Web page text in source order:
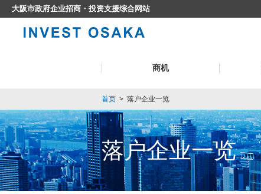
大阪市政府企业招商・投资支援综合网站
商机
首页 > 落户企业一览
落户企业一览